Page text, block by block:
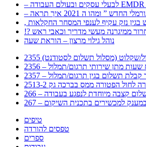
” ומהו ה 2021 איך תראה
ממיגרנה מעשי מדריך וכאבי ראש
נוהל גילוי מרצון – הוראת שעה
שקלוט (מסלול תשלום לסטודנט)
דיווח שעות מתן שירותי תרגום/תמלול
אישור קבלת תשלום בגין תרגום/תמלול
לתשלום קצבה מיוחדת לנפגע בעבודה
במענק למכשירים בתכנית השיקום
טיפים
טפסים להורדה
ספרים